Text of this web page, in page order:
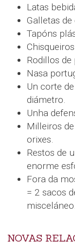
Latas
Galletas
Tapóns
Rodillos
Nasa
Un corte
diámetro.
Unha
Milleiros
orixes.
Restos de
enorme
Fora da
= 2 sacos
misceláneo.
NOVAS